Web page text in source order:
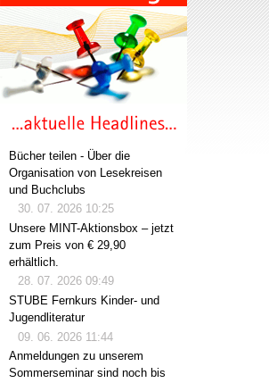
Bücher teilen - Über die
Organisation von Lesekreisen
und Buchclubs
30. 07. 2026 10:25
Unsere MINT-Aktionsbox – jetzt
zum Preis von € 29,90
erhältlich.
28. 07. 2026 09:49
STUBE Fernkurs Kinder- und
Jugendliteratur
09. 06. 2026 11:44
Anmeldungen zu unserem
Sommerseminar sind noch bis